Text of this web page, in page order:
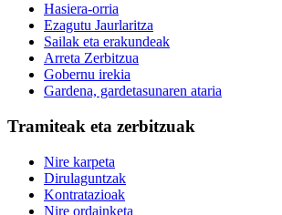
Hasiera-orria
Ezagutu Jaurlaritza
Sailak eta erakundeak
Arreta Zerbitzua
Gobernu irekia
Gardena, gardetasunaren ataria
Tramiteak eta zerbitzuak
Nire karpeta
Dirulaguntzak
Kontratazioak
Nire ordainketa